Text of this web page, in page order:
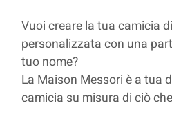
Vuoi creare la tua camicia
personalizzata con una
tuo nome?
La Maison Messori è a tua
camicia su misura di ciò